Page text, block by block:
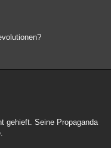
gehieft. Seine Propaganda